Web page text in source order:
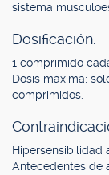
sistema
Dosificación.
1 comprimido
Dosis máxima:
comprimidos.
Hipersensibilidad
Antecedentes de